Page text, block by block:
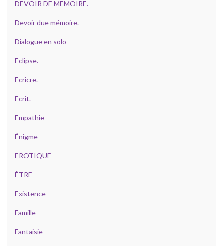
DEVOIR DE MEMOIRE.
Devoir due mémoire.
Dialogue en solo
Eclipse.
Ecricre.
Ecrit.
Empathie
Énigme
EROTIQUE
ÊTRE
Existence
Famille
Fantaisie